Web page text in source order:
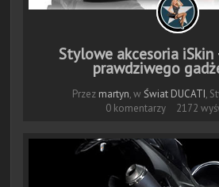
Stylowe akcesoria
prawdziwego
Przez martyn, w Świat DUCATI,
0 komentarzy
2172